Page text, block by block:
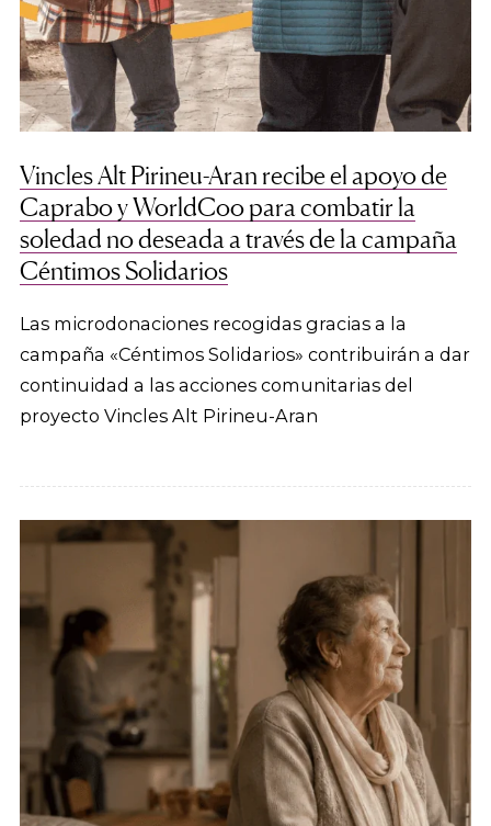
Vincles Alt Pirineu-Aran recibe el apoyo de
Caprabo y WorldCoo para combatir la
soledad no deseada a través de la campaña
Céntimos Solidarios
Las microdonaciones recogidas gracias a la
campaña «Céntimos Solidarios» contribuirán a dar
continuidad a las acciones comunitarias del
proyecto Vincles Alt Pirineu-Aran